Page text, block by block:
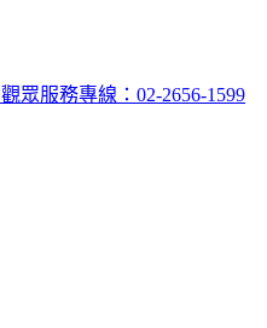
觀眾服務專線：02-2656-1599